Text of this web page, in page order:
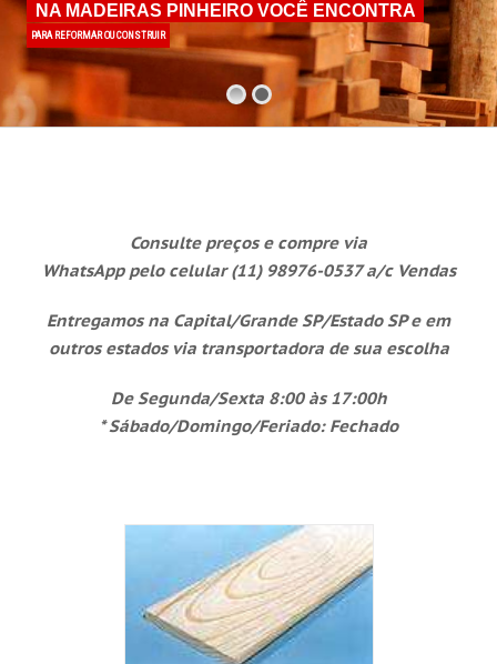
NA MADEIRAS PINHEIRO VOCÊ ENCONTRA
PARA REFORMAR OU CONSTRUIR
Consulte preços e compre via
WhatsApp pelo celular (11) 98976-0537 a/c Vendas
Entregamos na Capital/Grande SP/Estado SP e em
outrosestados via transportadora de sua escolha
De Segunda/Sexta 8:00 às 17:00h
*Sábado/Domingo/Feriado: Fechado